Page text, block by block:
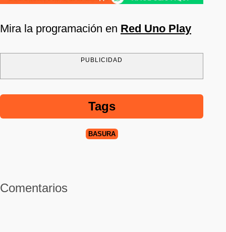
Mira la programación en Red Uno Play
PUBLICIDAD
Tags
BASURA
Comentarios